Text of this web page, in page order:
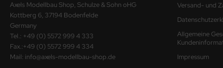
Axels Modellbau Shop, Schulze & Sohn oHG
Kottberg 6, 37194 Bodenfelde
Germany
Tel.: +49 (0) 5572 999 4 333
Fax.:+49 (0) 5572 999 4 334
Mail: info@axels-modellbau-shop.de
Versand- und
Allgemeine
Impressum
1:35
1:35
Maßstab 1:35
Models
Scale Models